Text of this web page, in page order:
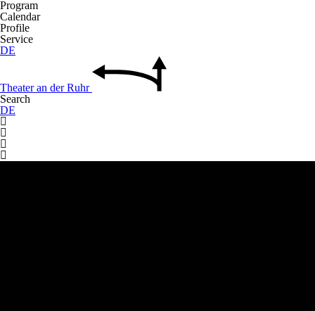
Program
Calendar
Profile
Service
DE
Theateran derRuhr
Search
DE



